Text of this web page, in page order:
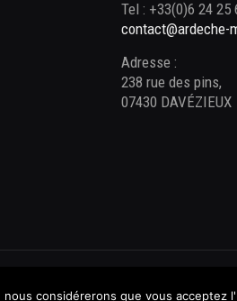
Tel : +33(0)6 24 25
contact@ardeche-
Adresse :
238 rue des pins,
07430 DAVÉZIEUX
considérerons que vous acceptez